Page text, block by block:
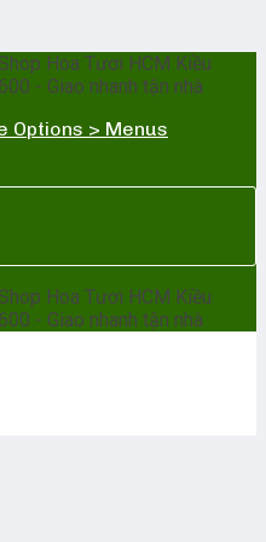
Hoa Tươi HCM Kiều
- Giao nhanh tận nhà
Options > Menus
Hoa Tươi HCM Kiều
- Giao nhanh tận nhà